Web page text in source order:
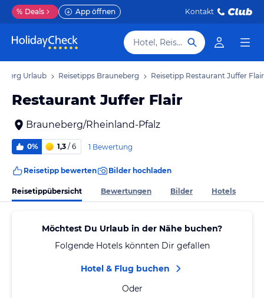
% Deals App öffnen Kontakt
Hotel, Reiseziel
Urlaub Reisetipps Brauneberg Reisetipp Restaurant Juffer Flair
Restaurant Juffer Flair
Brauneberg/Rheinland-Pfalz
0% 1,3 / 6 1 Bewertung
Reisetipp bewerten Bilder hochladen
Reisetippübersicht Bewertungen Bilder Hotels
Möchtest Du Urlaub in der Nähe buchen?
Folgende Hotels könnten Dir gefallen
Hotel & Flug buchen
Oder